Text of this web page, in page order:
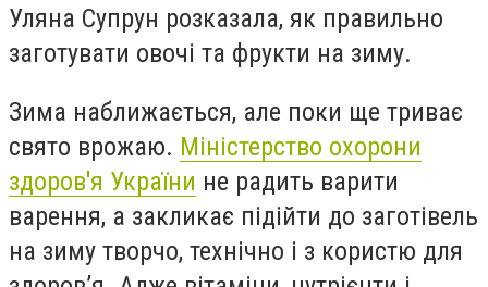
Уляна Супрун розказала, як правильно
заготувати овочі та фрукти на зиму.
Зима наближається, але поки ще триває
свято врожаю. Міністерство охорони
здоров'я України не радить варити
варення, а закликає підійти до заготівель
на зиму творчо, технічно і з користю для